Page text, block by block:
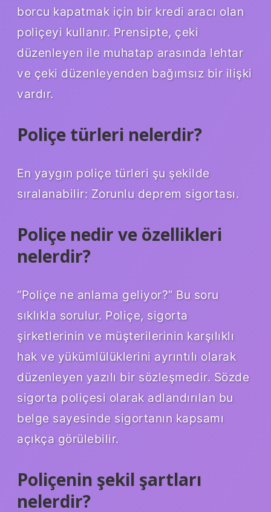
borcu kapatmak için bir kredi aracı olan
poliçeyi kullanır. Prensipte, çeki
düzenleyen ile muhatap arasında lehtar
ve çeki düzenleyenden bağımsız bir ilişki
vardır.
Poliçe türleri nelerdir?
En yaygın poliçe türleri şu şekilde
sıralanabilir: Zorunlu deprem sigortası.
Poliçe nedir ve özellikleri
nelerdir?
“Poliçe ne anlama geliyor?” Bu soru
sıklıkla sorulur. Poliçe, sigorta
şirketlerinin ve müşterilerinin karşılıklı
hak ve yükümlülüklerini ayrıntılı olarak
düzenleyen yazılı bir sözleşmedir. Sözde
sigorta poliçesi olarak adlandırılan bu
belge sayesinde sigortanın kapsamı
açıkça görülebilir.
Poliçenin şekil şartları
nelerdir?